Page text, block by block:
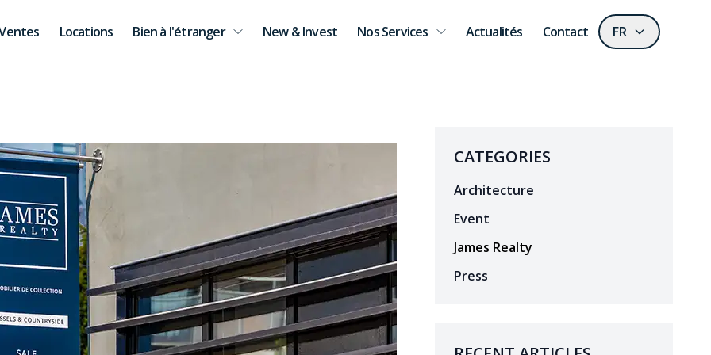
Locations Bien à l'étranger New & Invest Nos Services Actualités Contact FR
CATEGORIES
Architecture
Event
James Realty
Press